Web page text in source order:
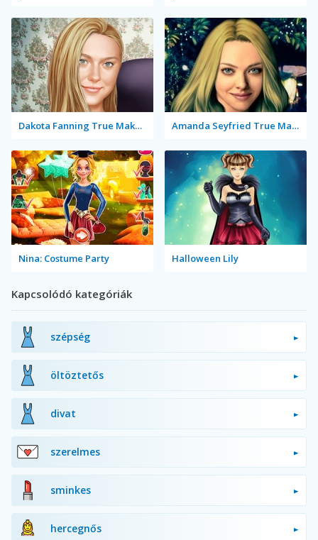
Dakota Fanning True Make Up Amanda Seyfried True Make Up
Nina: Costume Party Halloween Lily
Kapcsolódó kategóriák
szépség
öltöztetős
divat
szerelmes
sminkes
hercegnős